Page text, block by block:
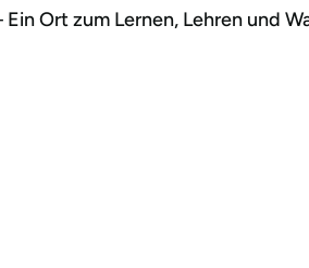
Ort zum Lernen, Lehren und